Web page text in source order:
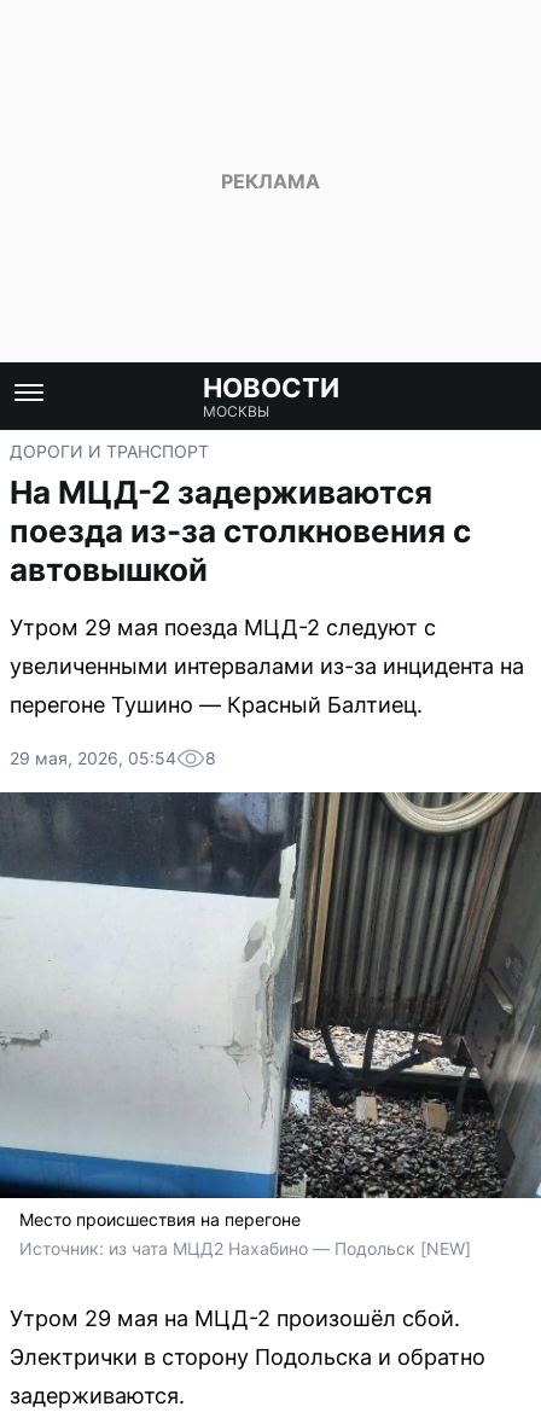
НОВОСТИ
МОСКВЫ
ДОРОГИ И ТРАНСПОРТ
На МЦД-2 задерживаются
поезда из-за столкновения с
автовышкой
Утром 29 мая поезда МЦД-2 следуют с
увеличенными интервалами из-за инцидента на
перегоне Тушино — Красный Балтиец.
29 мая, 2026, 05:54 8
Место происшествия на перегоне
Источник: из чата МЦД2 Нахабино — Подольск [NEW]
Утром 29 мая на МЦД-2 произошёл сбой.
Электрички в сторону Подольска и обратно
задерживаются.